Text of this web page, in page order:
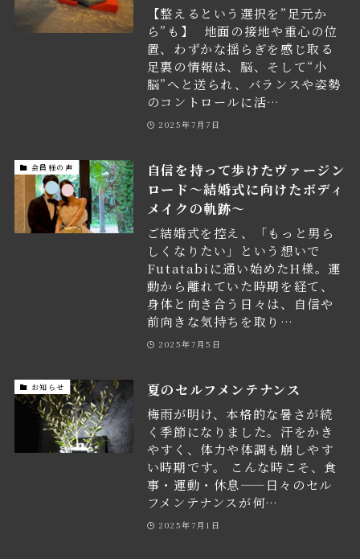
【整えるという選択を”足元か
ら”も】⠀地面の接地や重心の位
置、わずかな揺らぎを感じ取る
足裏の情報は、脳、そして“小
脳”へと送られ、バランスや姿勢
のコントロールに活…
2025年7月7日
会員様の声
自信を持って歩けたヴァージン
ロード〜結婚式に向けたボディ
メイクの軌跡〜
ご結婚式を控え、「もっと男ら
しくなりたい」という想いで
Futatabiに通い始めたH様。運
動から離れていた時期を経て、
身体と向き合う日々は、自信や
前向きな気持ちを取り…
2025年7月5日
お知らせ 夏のセルフメンテナンス
梅雨が明け、本格的な暑さが続
く季節になりました。汗をかき
やすく、体力や体調も崩しやす
い時期です。 こんな時こそ、食
事・運動・休息——日々のセル
フメンテナンスが何…
2025年7月1日